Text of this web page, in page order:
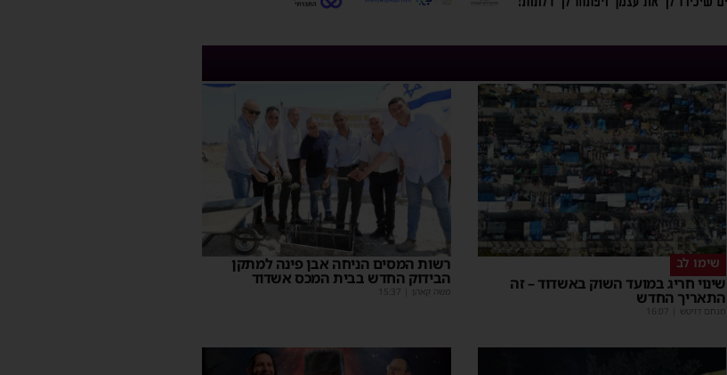
שימו לב
שינוי חריג במועד השוק באשדוד – זה
התאריך החדש
מנחם דויטש 16:07
רשות המסים הניחה אבן פינה למתקן
הבידוק החדש בבית המכס אשדוד
משה קאהן 15:37